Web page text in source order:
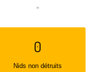
=
0
Nids non détruits